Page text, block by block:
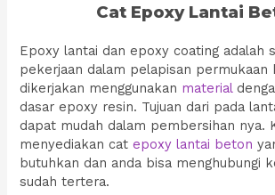
Cat Epoxy Lantai
Epoxy lantai dan epoxy coating adalah
pekerjaan dalam pelapisan permukaan
dikerjakan menggunakan material
dasar epoxy resin. Tujuan dari pada
dapat mudah dalam pembersihan nya.
menyediakan catepoxy lantai beton
butuhkan dan anda bisa menghubungi
sudah tertera.